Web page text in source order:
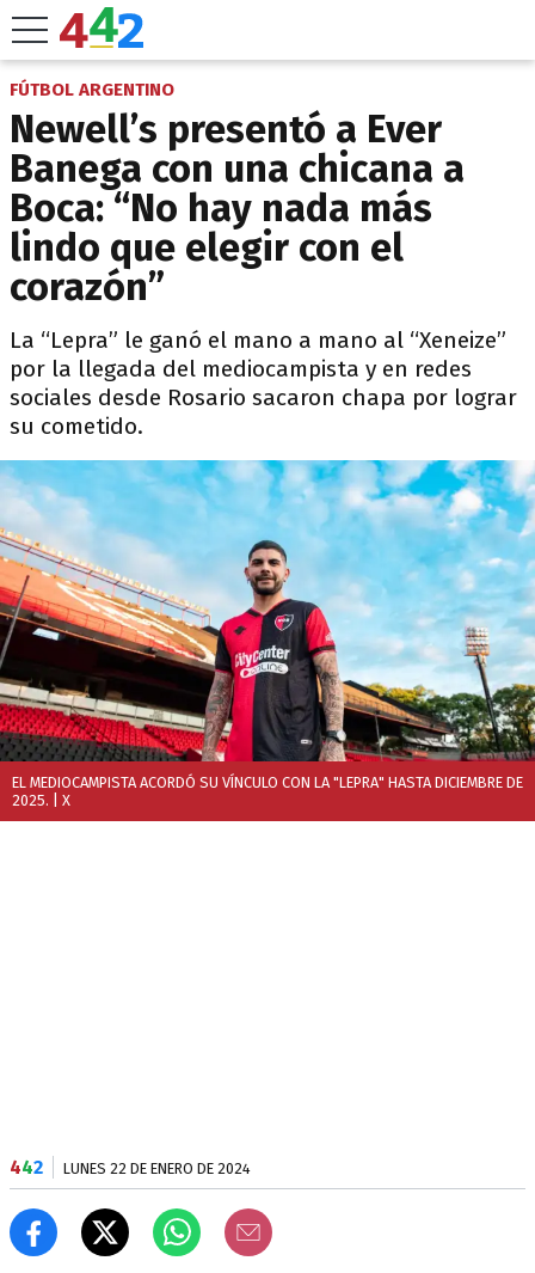
FÚTBOL ARGENTINO
Newell’s presentó a Ever
Banega con una chicana a
Boca: “No hay nada más
lindo que elegir con el
corazón”
La “Lepra” le ganó el mano a mano al “Xeneize”
por la llegada del mediocampista y en redes
sociales desde Rosario sacaron chapa por lograr
su cometido.
EL MEDIOCAMPISTA ACORDÓ SU VÍNCULO CON LA "LEPRA" HASTA DICIEMBRE DE
2025.
| X
442 LUNES 22 DE ENERO DE 2024